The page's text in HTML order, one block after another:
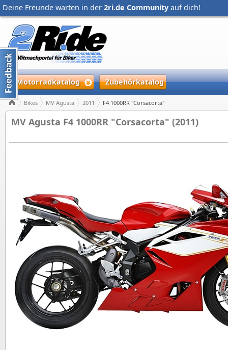
Deine Freunde warten in der 2ri.de Community auf dich!
Motorradkatalog Zubehörkatalog
Bikes MV Agusta 2011 F4 1000RR "Corsacorta"
MV Agusta F4 1000RR "Corsacorta" (2011)